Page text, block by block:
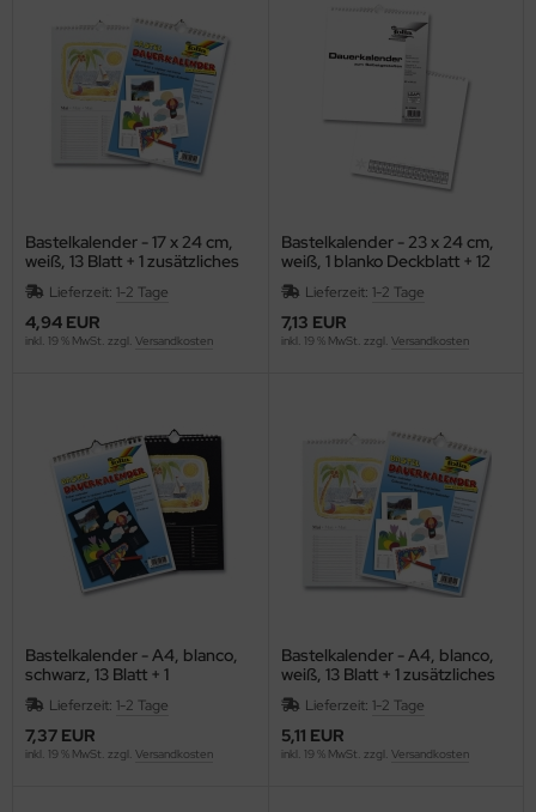
Bastelkalender - 17 x 24 cm,
weiß, 13 Blatt + 1 zusätzliches
Deckblatt
Lieferzeit: 1-2 Tage
4,94 EUR
inkl. 19 % MwSt. zzgl. Versandkosten
Bastelkalender - 23 x 24 cm,
weiß, 1 blanko Deckblatt + 12
Monatsblätter
Lieferzeit: 1-2 Tage
7,13 EUR
inkl. 19 % MwSt. zzgl. Versandkosten
Bastelkalender - A4, blanco,
schwarz, 13 Blatt + 1
zusätzliches Deckblatt
Lieferzeit: 1-2 Tage
7,37 EUR
inkl. 19 % MwSt. zzgl. Versandkosten
Bastelkalender - A4, blanco,
weiß, 13 Blatt + 1 zusätzliches
Deckblatt
Lieferzeit: 1-2 Tage
5,11 EUR
inkl. 19 % MwSt. zzgl. Versandkosten